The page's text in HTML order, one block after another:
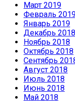
Март 2019
Февраль
Январь 2019
Декабрь 2018
Ноябрь 2018
Октябрь 2018
Сентябрь
Август 2018
Июль 2018
Июнь 2018
Май 2018